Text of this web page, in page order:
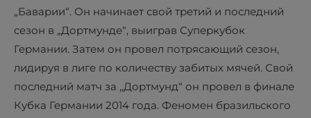
„Баварии“. Он начинает свой третий и последний
сезон в „Дортмунде“, выиграв Суперкубок
Германии. Затем он провел потрясающий сезон,
лидируя в лиге по количеству забитых мячей. Свой
последний матч за „Дортмунд“ он провел в финале
Кубка Германии 2014 года. Феномен бразильского